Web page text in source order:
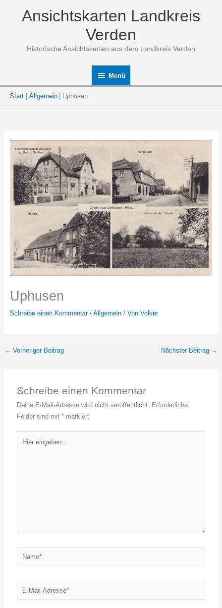
Ansichtskarten Landkreis
Verden
Historische Ansichtskarten aus dem Landkreis Verden
Menü
Menü
Start Allgemein Uphusen
Uphusen
Schreibe einen Kommentar / Allgemein/ Von Volker
← Vorheriger Beitrag Nächster Beitrag →
Schreibe einen Kommentar
Deine E-Mail-Adresse wird nicht veröffentlicht. Erforderliche
Felder sind mit* markiert
eingeben…
Name*
E-
Mail-